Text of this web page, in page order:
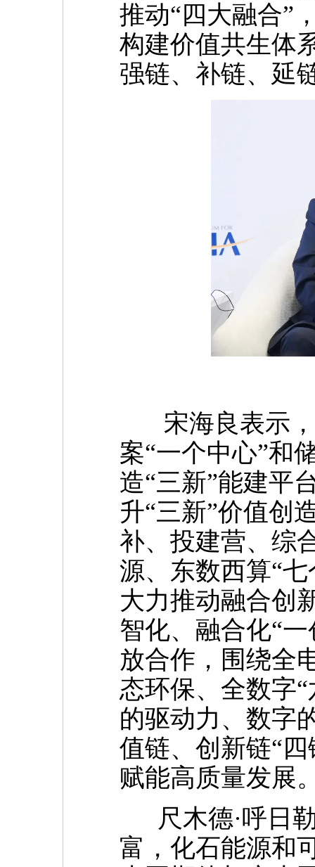
推动“四大融合”
构建价值共生体
强链、补链、延
宋海良表示，
案“一个中心”和
造“三新”能建平
升“三新”价值创
补、投建营、综
源、东数西算“
大力推动融合创
智化、融合化“
放合作，围绕全
态环保、全数字
的驱动力、数字
值链、创新链“
赋能高质量发展
尺木德·呼日勒
富，化石能源和